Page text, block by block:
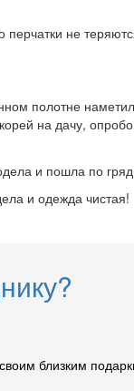
не
полотне
на дачу,
и пошла по
и одежда чистая!
близким